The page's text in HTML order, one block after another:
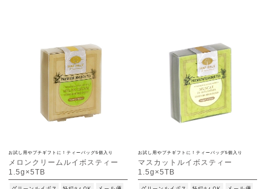
お試し用やプチギフトに！ティーバッグ5個入り
メロンクリームルイボスティー
1.5g×5TB
[M便 1/15]
お試し用やプチギフトに！ティーバッグ5個入り
マスカットルイボスティー
1.5g×5TB
[M便 1/15]